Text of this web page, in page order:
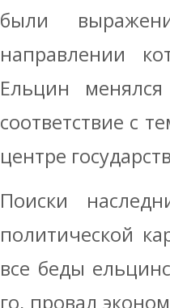
были
направлении
Ельцин
соответствие с
центре
Поиски
политической
все беды
го, провал